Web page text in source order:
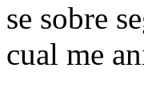
se sobre
cual me